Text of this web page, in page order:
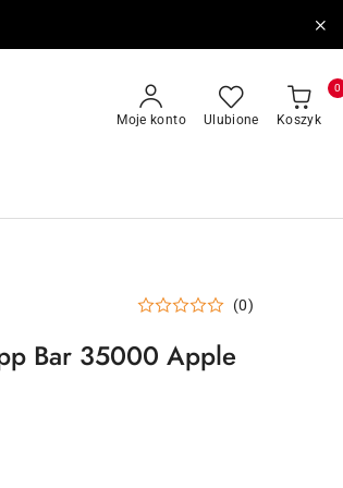
Moje konto Ulubione Koszyk
0
(0)
Bar 35000 Apple